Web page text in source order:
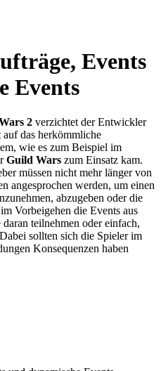
us
Events
Events
2 verzichtet der Entwickler
auf das herkömmliche
wie es zum Beispiel im
Guild Wars zum Einsatz kam.
müssen nicht mehr länger von
angesprochen werden, um einen
abzugeben oder die
Vorbeigehen die Events aus
teilnehmen oder einfach,
sollten sich die Spieler im
Konsequenzen haben